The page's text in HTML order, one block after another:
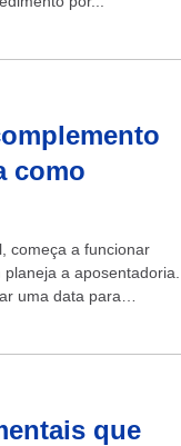
como
começa a funcionar
a aposentadoria.
uma data para
que